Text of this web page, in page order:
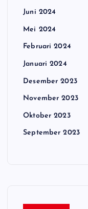
Juni 2024
Mei 2024
Februari 2024
Januari 2024
Desember 2023
November 2023
Oktober 2023
September 2023